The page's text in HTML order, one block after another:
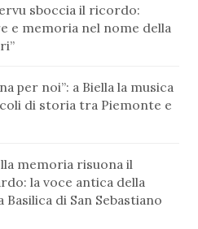
sboccia il ricordo:
e memoria nel nome della
per noi”: a Biella la musica
di storia tra Piemonte e
memoria risuona il
la voce antica della
Basilica di San Sebastiano